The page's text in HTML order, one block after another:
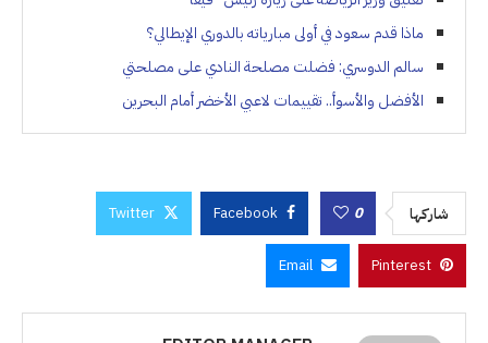
ماذا قدم سعود في أولى مبارياته بالدوري الإيطالي؟
سالم الدوسري: فضلت مصلحة النادي على مصلحتي
الأفضل والأسوأ.. تقييمات لاعبي الأخضر أمام البحرين
شاركها 0
Facebook
Twitter
Pinterest
Email